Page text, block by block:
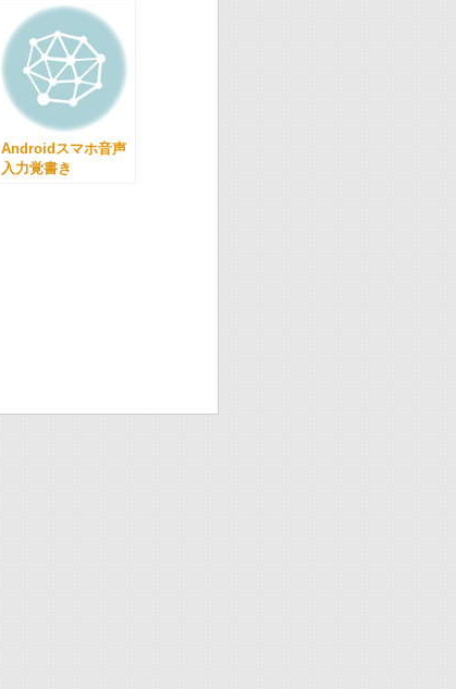
る。 - その１
Androidスマホ音声
入力覚書き